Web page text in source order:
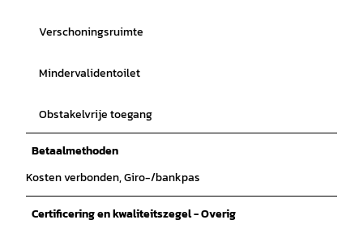
Verschoningsruimte
Mindervalidentoilet
Obstakelvrije toegang
Betaalmethoden
Kosten verbonden, Giro-/bankpas
Certificering en kwaliteitszegel - Overig